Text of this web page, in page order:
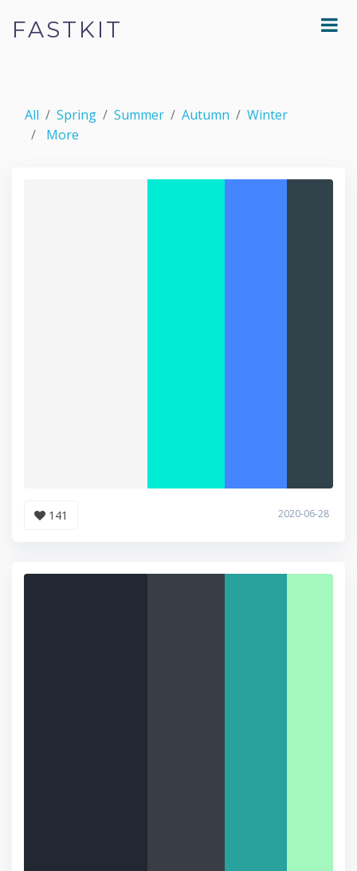
FASTKIT
All Spring Summer Autumn
Winter
More
141 2020-06-28